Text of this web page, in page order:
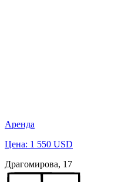
Аренда
Цена: 1 550 USD
Драгомирова, 17